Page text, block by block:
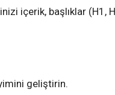
içerik, başlıklar (H1,
geliştirin.